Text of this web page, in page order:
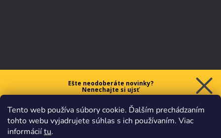
Tento web používa súbory cookie. Ďalším prechádzaním
tohto webu vyjadrujete súhlas s ich používaním. Viac
informáciítu.
Ešte neodoberáte novinky?
Nenechajte si ujsť
na prvý nákup nad 40 €.